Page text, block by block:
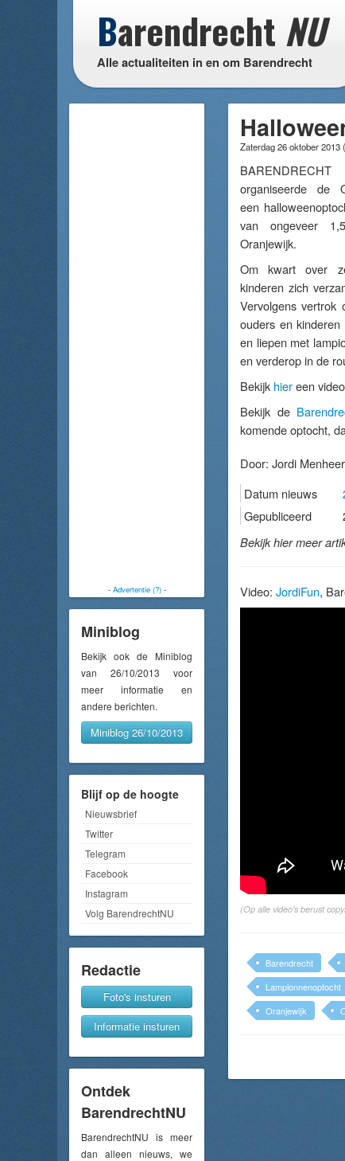
Barendrecht NU
Alle actualiteiten in en om Barendrecht
- Advertentie (?)-
Miniblog
Bekijk ook de Miniblog
van 26/10/2013 voor
meer informatie en
andere berichten.
Miniblog 26/10/2013
Blijf op de hoogte
Nieuwsbrief
Twitter
Telegram
Facebook
Instagram
Volg BarendrechtNU
Redactie
Foto's insturen
Informatie insturen
Ontdek
BarendrechtNU
BarendrechtNU is meer
dan alleen nieuws, we
Zaterdag 26 oktober 2013(
organiseerde de
een
van ongeveer
Oranjewijk.
Om kwart over
kinderen zich
Vervolgens vertrok
ouders en
en liepen met
en verderop in de
Bekijk hiereen
Bekijk de
komende optocht,
Door: Jordi Menheer
Datum nieuws
Gepubliceerd
Bekijk hier meer
Video: JordiFun,
(Op alle video's berust
Barendrecht
Lampionnenoptocht
Oranjewijk